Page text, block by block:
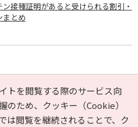
ン接種証明があると受けられる割引・
まとめ
PAGE TOP
トを閲覧する際のサービス向
のため、クッキー（Cookie）
は閲覧を継続されることで、ク
お気に入り
ヘルプ